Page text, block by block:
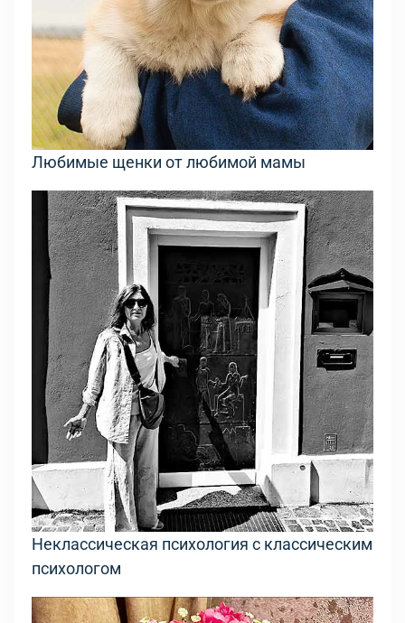
Любимые щенки от любимой мамы
Неклассическая психология с классическим
психологом